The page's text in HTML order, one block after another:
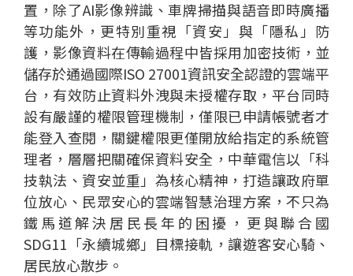
置，除了AI影像辨識、車牌掃描與語音即時廣播
等功能外，更特別重視「資安」與「隱私」防
護，影像資料在傳輸過程中皆採用加密技術，並
儲存於通過國際ISO 27001資訊安全認證的雲端平
台，有效防止資料外洩與未授權存取，平台同時
設有嚴謹的權限管理機制，僅限已申請帳號者才
能登入查閱，關鍵權限更僅開放給指定的系統管
理者，層層把關確保資料安全，中華電信以「科
技執法、資安並重」為核心精神，打造讓政府單
位放心、民眾安心的雲端智慧治理方案，不只為
鐵馬道解決居民長年的困擾，更與聯合國
SDG11「永續城鄉」目標接軌，讓遊客安心騎、
居民放心散步。